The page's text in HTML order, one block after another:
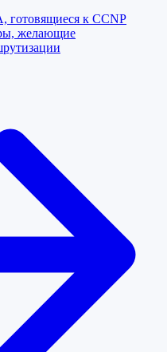
готовящиеся к CCNP
желающие